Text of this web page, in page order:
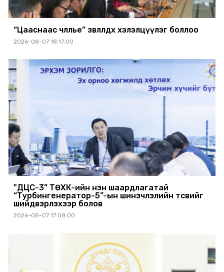
“Цааснаас чөлөөлье” зөвлөлдөх хэлэлцүүлэг боллоо
2026-08-07 18:17:00
"ДЦС-3” ТӨХК-ийн нэн шаардлагатай
“Турбингенератор-5”-ын шинэчлэлийн төсвийг
шийдвэрлэхээр болов
2026-08-07 17:08:00